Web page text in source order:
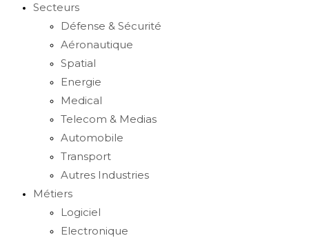
search
Secteurs
Défense & Sécurité
Aéronautique
Spatial
Energie
Medical
Telecom & Medias
Automobile
Transport
Autres Industries
Métiers
Logiciel
Electronique